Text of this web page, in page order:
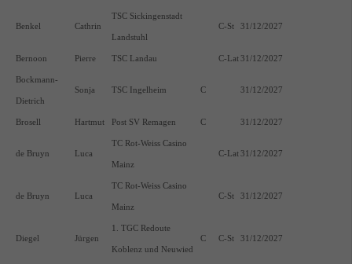
Benkel Cathrin
TSC Sickingenstadt
Landstuhl
C-St 31/12/2027
Bernoon Pierre TSC Landau C-Lat31/12/2027
Bockmann-
Dietrich
Sonja TSC Ingelheim C 31/12/2027
Brosell Hartmut Post SV Remagen C 31/12/2027
de Bruyn Luca
TC Rot-Weiss Casino
Mainz
C-Lat31/12/2027
de Bruyn Luca
TC Rot-Weiss Casino
Mainz
C-St 31/12/2027
Diegel Jürgen
1. TGC Redoute
Koblenz und Neuwied
C C-St 31/12/2027